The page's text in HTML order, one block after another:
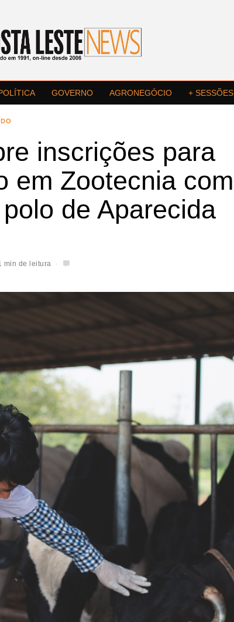
GOVERNO AGRONEGÓCIO + SESSÕES
inscrições para
em Zootecnia com
de Aparecida
min de leitura